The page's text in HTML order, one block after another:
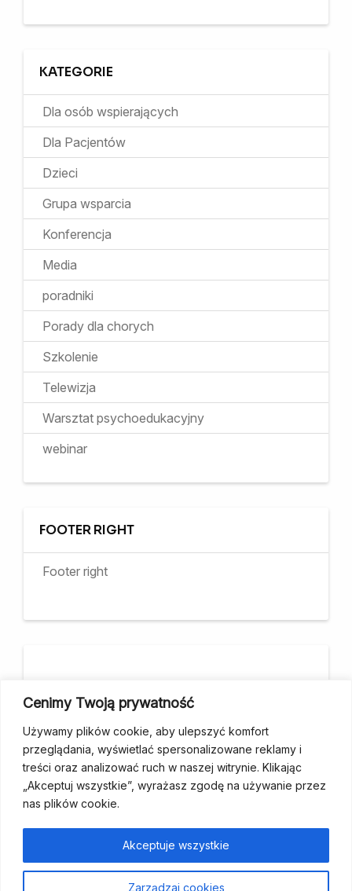
Cenimy Twoją prywatność
Używamy plików cookie, aby ulepszyć komfort
przeglądania, wyświetlać spersonalizowane reklamy i
treści oraz analizować ruch w naszej witrynie. Klikając
„Akceptuj wszystkie”, wyrażasz zgodę na używanie przez
nas plików cookie.
Zarządzaj cookies
Akceptuje wszystkie
KATEGORIE
Dla osób wspierających
Dla Pacjentów
Dzieci
Grupa wsparcia
Konferencja
Media
poradniki
Porady dla chorych
Szkolenie
Telewizja
Warsztat psychoedukacyjny
webinar
FOOTER RIGHT
Footer right
Projekt współfinansuje m.st. Warszawa
wsparcia
specjalistów